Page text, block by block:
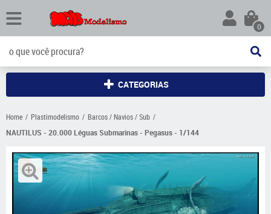
0
CATEGORIAS
Home Plastimodelismo
Barcos / Navios / Sub
NAUTILUS - 20.000 Léguas Submarinas - Pegasus - 1/144